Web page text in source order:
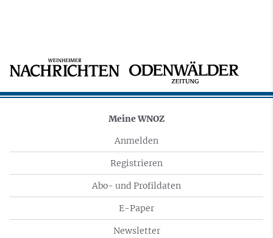
Meine WNOZ
Anmelden
Registrieren
Abo- und Profildaten
E-Paper
Newsletter